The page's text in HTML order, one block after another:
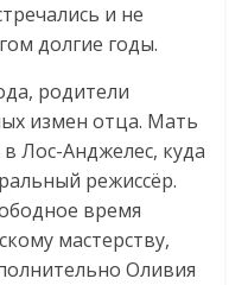
и не
долгие годы.
родители
измен отца. Мать
Лос-Анджелес, куда
режиссёр.
время
мастерству,
Оливия